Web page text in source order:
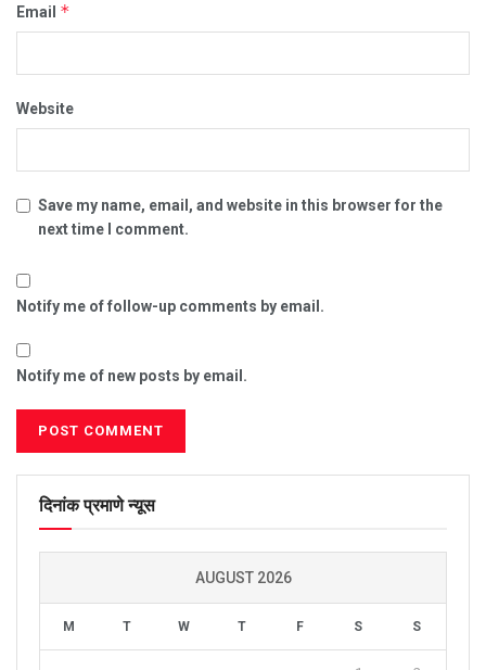
Email *
Website
Save my name, email, and website in this browser for the
next time I comment.
Notify me of follow-up comments by email.
Notify me of new posts by email.
दिनांक प्रमाणे न्यूस
AUGUST 2026
M T W T F S S